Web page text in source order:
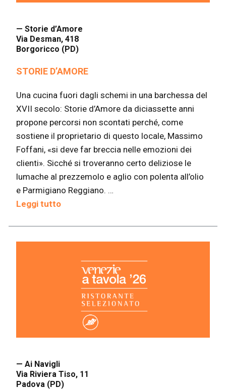
— Storie d’Amore
Via Desman, 418
Borgoricco (PD)
STORIE D’AMORE
Una cucina fuori dagli schemi in una barchessa del
XVII secolo: Storie d’Amore da diciassette anni
propone percorsi non scontati perché, come
sostiene il proprietario di questo locale, Massimo
Foffani, «si deve far breccia nelle emozioni dei
clienti». Sicché si troveranno certo deliziose le
lumache al prezzemolo e aglio con polenta all’olio
e Parmigiano Reggiano. …
Leggi tutto
— Ai Navigli
Via Riviera Tiso, 11
Padova (PD)